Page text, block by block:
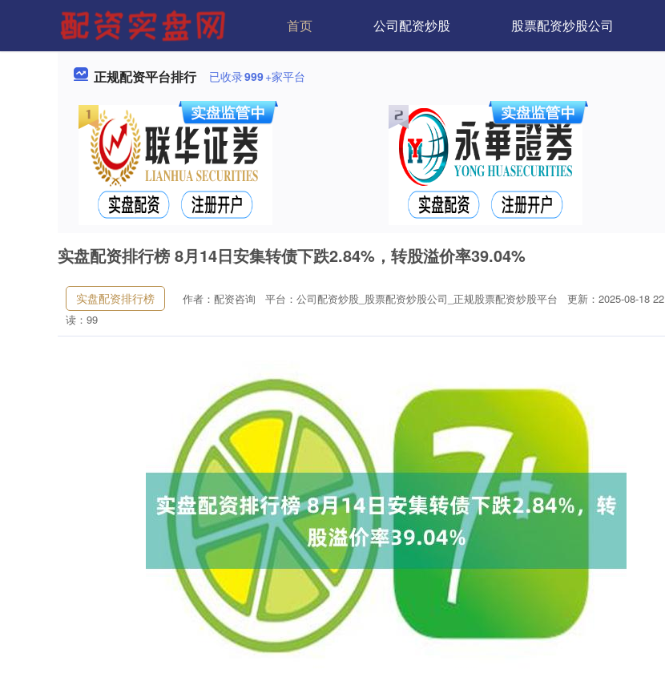
首页 公司配资炒股 股票配资炒股公司
正规配资平台排行 已收录999+家平台
实盘配资排行榜 8月14日安集转债下跌2.84%，转股溢价率39.04%
实盘配资排行榜 作者：配资咨询 平台：公司配资炒股_股票配资炒股公司_正规股票配资炒股平台 更新：2025-08-18
读：99